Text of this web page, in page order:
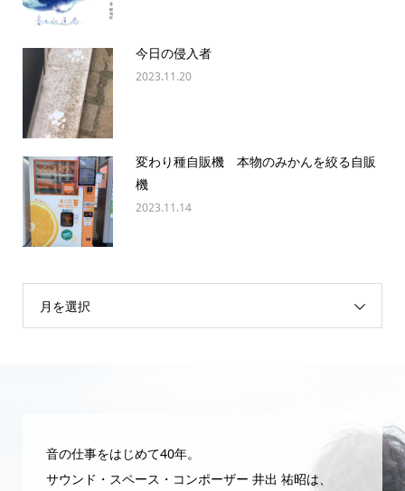
今日の侵入者
2023.11.20
変わり種自販機 本物のみかんを絞る自販
機
2023.11.14
月を選択
音の仕事をはじめて40年。
サウンド・スペース・コンポーザー 井出 祐昭は、